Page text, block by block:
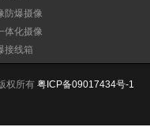
防爆摄像
体化摄像
接线箱
权所有 粤ICP备09017434号-1